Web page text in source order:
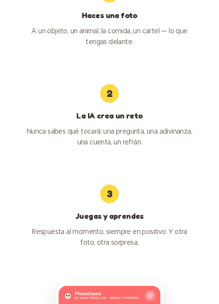
Haces una foto
A un objeto, un animal, la comida, un cartel — lo que
tengas delante.
2
La IA crea un reto
Nunca sabes qué tocará: una pregunta, una adivinanza,
una cuenta, un refrán.
3
Juegas y aprendes
Respuesta al momento, siempre en positivo. Y otra
foto, otra sorpresa.